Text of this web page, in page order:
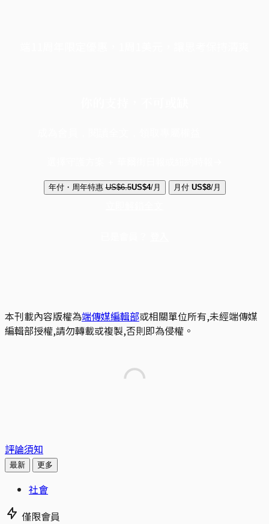
年付・周年特惠 US$6.5US$4/月 月付 US$8/月
本刊載內容版權為端傳媒編輯部或相關單位所有,未經端傳媒
編輯部授權,請勿轉載或複製,否則即為侵權。
評論須知
最新 更多
社會
僅限會員